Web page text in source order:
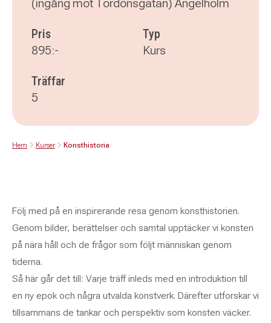
(ingång mot Tordönsgatan) Ängelholm
Pris
895:-
Typ
Kurs
Träffar
5
Hem Kurser Konsthistoria
Följ med på en inspirerande resa genom konsthistorien.
Genom bilder, berättelser och samtal upptäcker vi konsten
på nära håll och de frågor som följt människan genom
tiderna.
Så här går det till: Varje träff inleds med en introduktion till
en ny epok och några utvalda konstverk. Därefter utforskar vi
tillsammans de tankar och perspektiv som konsten väcker.